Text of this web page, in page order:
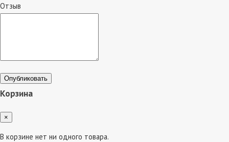
Отзыв
Опубликовать
Корзина
×
В корзине нет ни одного товара.